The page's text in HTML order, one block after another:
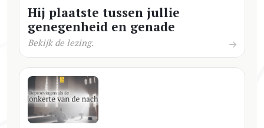
Hij plaatste tussen jullie
genegenheid en genade
Bekijk de lezing.